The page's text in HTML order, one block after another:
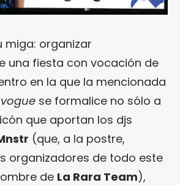
miga: organizar
una fiesta con vocación de
en la que la mencionada
vogue se formalice no sólo a
que aportan los djs
(que, a la postre,
organizadores de todo este
de La Rara Team),